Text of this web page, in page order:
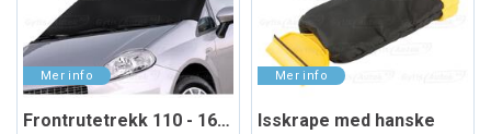
Frontrutetrekk 110 - 160 x 75 cm Isskrape med hanske